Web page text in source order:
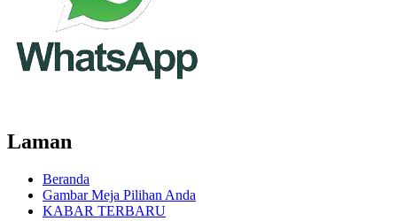
Laman
Beranda
Gambar Meja Pilihan Anda
KABAR TERBARU